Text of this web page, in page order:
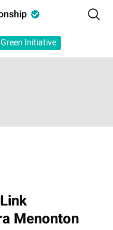
Green Initiative
Menonton